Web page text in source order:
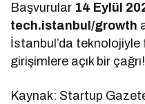
Başvurular 14 Eylül
tech.istanbul/growth
İstanbul’da
girişimlere açık bir çağrı!
Kaynak: Startup